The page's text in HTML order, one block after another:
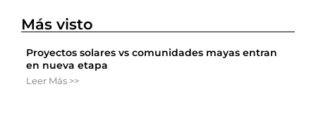
Más visto
Proyectos solares vs comunidades mayas entran
en nueva etapa
Leer Más >>